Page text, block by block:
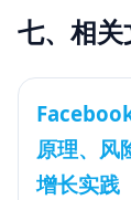
七、相关
原理、风
增长实践